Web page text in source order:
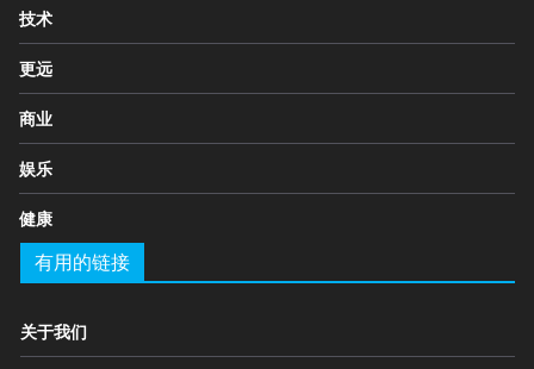
技术
更远
商业
娱乐
健康
有用的链接
关于我们